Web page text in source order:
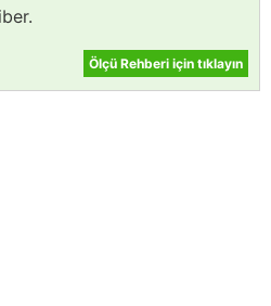
Ölçü Rehberi için tıklayın